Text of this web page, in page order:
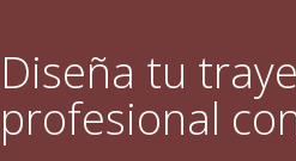
Diseña tu
profesional